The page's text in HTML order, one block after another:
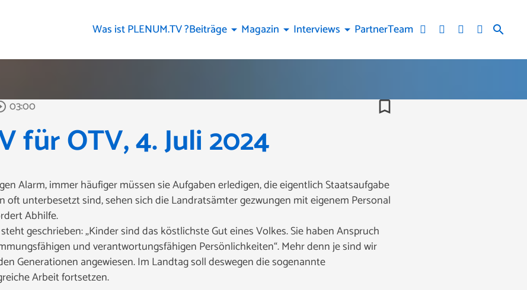
search
Was ist PLENUM.TV ?Beiträge arrow_drop_down Magazin arrow_drop_down Interviews arrow_drop_down PartnerTeam
03:00 bookmark_border
für OTV, 4. Juli 2024
Alarm, immer häufiger müssen sie Aufgaben erledigen, die eigentlich Staatsaufgabe
oft unterbesetzt sind, sehen sich die Landratsämter gezwungen mit eigenem Personal
Abhilfe.
geschrieben: „Kinder sind das köstlichste Gut eines Volkes. Sie haben Anspruch
und verantwortungsfähigen Persönlichkeiten“. Mehr denn je sind wir
Generationen angewiesen. Im Landtag soll deswegen die sogenannte
Arbeit fortsetzen.